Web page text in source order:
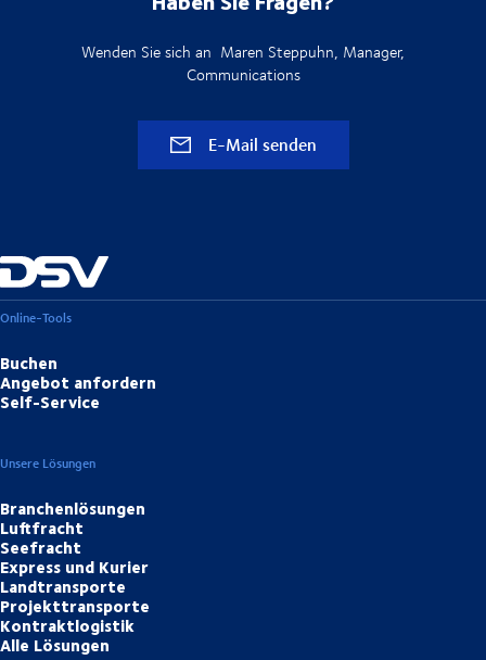
Wenden Sie sich an Maren Steppuhn, Manager,
Communications
E-Mail senden
Online-Tools
Buchen
Angebot anfordern
Self-Service
Unsere Lösungen
Branchenlösungen
Luftfracht
Seefracht
Express und Kurier
Landtransporte
Projekttransporte
Kontraktlogistik
Alle Lösungen